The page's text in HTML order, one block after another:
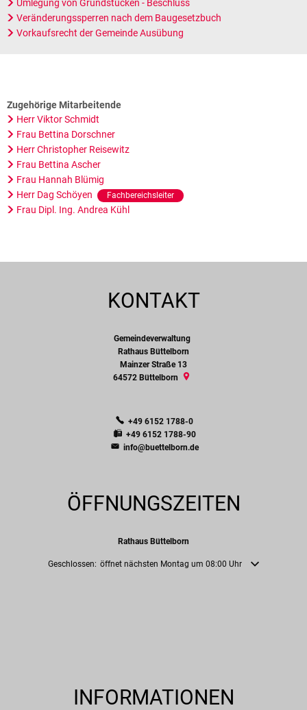
Umlegung von Grundstücken - Beschluss
Veränderungssperren nach dem Baugesetzbuch
Vorkaufsrecht der Gemeinde Ausübung
Zugehörige Mitarbeitende
Herr Viktor Schmidt
Frau Bettina Dorschner
Herr Christopher Reisewitz
Frau Bettina Ascher
Frau Hannah Blümig
Herr Dag Schöyen
Fachbereichsleiter
Frau Dipl. Ing. Andrea Kühl
KONTAKT
Gemeindeverwaltung
Rathaus Büttelborn
Mainzer Straße 13
64572 Büttelborn
+49 6152 1788-0
+49 6152 1788-90
info@buettelborn.de
ÖFFNUNGSZEITEN
Rathaus Büttelborn
Klicken, um weitere Öffnungs- oder Schließzeiten auszublenden
Geschlossen: öffnet nächsten Montag um 08:00 Uhr
INFORMATIONEN